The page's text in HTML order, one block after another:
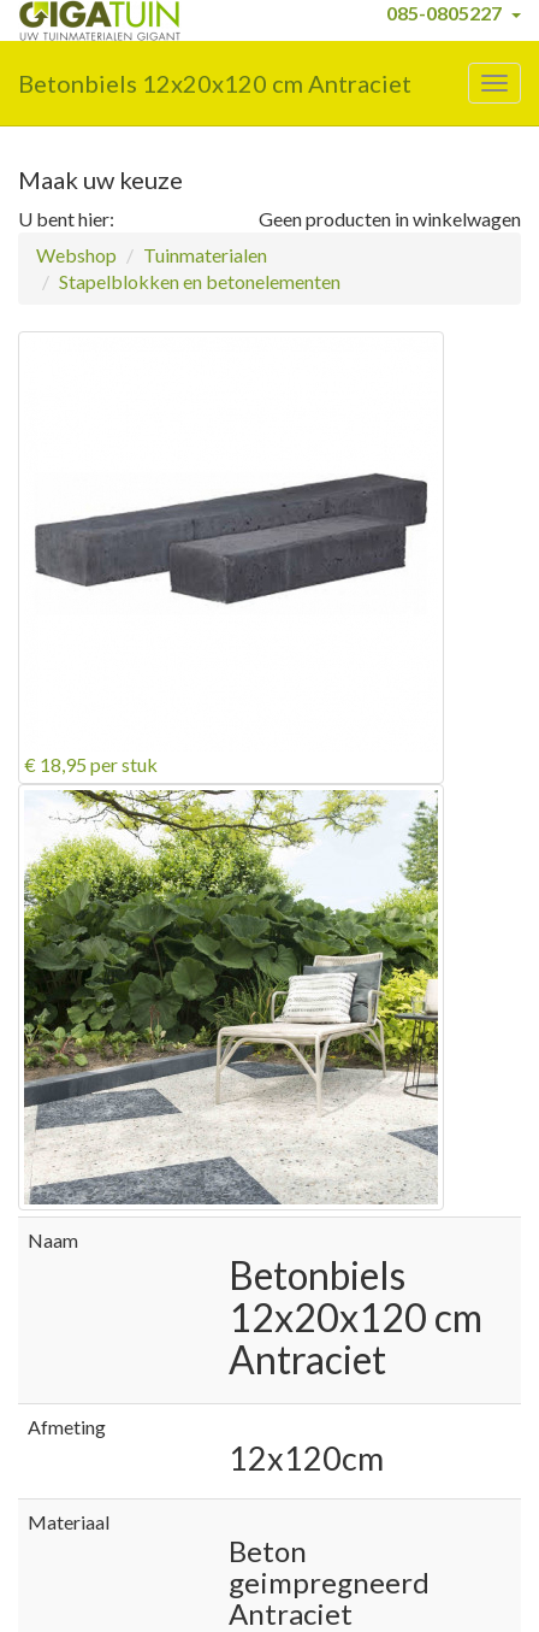
085-0805227
Betonbiels 12x20x120 cm Antraciet
Maak uw keuze
Geen producten in winkelwagen
U bent hier:
Webshop
Tuinmaterialen
Stapelblokken en betonelementen
€ 18,95 per stuk
Naam
Betonbiels
12x20x120 cm
Antraciet
Afmeting
12x120cm
Materiaal
Beton
geimpregneerd
Antraciet